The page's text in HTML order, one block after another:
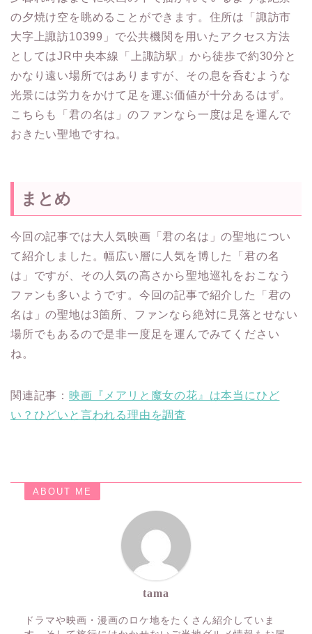
の夕焼け空を眺めることができます。住所は「諏訪市
大字上諏訪10399」で公共機関を用いたアクセス方法
としてはJR中央本線「上諏訪駅」から徒歩で約30分と
かなり遠い場所ではありますが、その息を呑むような
光景には労力をかけて足を運ぶ価値が十分あるはず。
こちらも「君の名は」のファンなら一度は足を運んで
おきたい聖地ですね。
まとめ
今回の記事では大人気映画「君の名は」の聖地につい
て紹介しました。幅広い層に人気を博した「君の名
は」ですが、その人気の高さから聖地巡礼をおこなう
ファンも多いようです。今回の記事で紹介した「君の
名は」の聖地は3箇所、ファンなら絶対に見落とせない
場所でもあるので是非一度足を運んでみてください
ね。
関連記事： 映画『メアリと魔女の花』は本当にひど
い？ひどいと言われる理由を調査
ABOUT ME
tama
ドラマや映画・漫画のロケ地をたくさん紹介していま